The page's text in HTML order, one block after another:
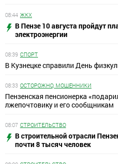
08:44 ЖКХ
В Пензе 10 августа пройдут
электроэнергии
08:39 СПОРТ
В Кузнецке справили День
08:33 ОСТОРОЖНО, МОШЕННИКИ
Пензенская пенсионерка
лжепочтовику и его сообщникам
08:07 СТРОИТЕЛЬСТВО
В строительной отрасли
почти 8 тысяч человек